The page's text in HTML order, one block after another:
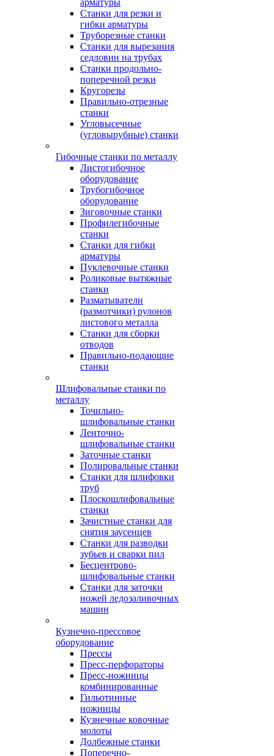
арматуры
Станки для резки и
гибки арматуры
Труборезные станки
Станки для вырезания
седловин на трубаx
Станки продольно-
поперечной резки
Кругорезы
Правильно-отрезные
станки
Угловысечные
(угловырубные) станки
Гибочные станки по металлу
Листогибочное
оборудование
Трубогибочное
оборудование
Зиговочные станки
Профилегибочные
станки
Станки для гибки
арматуры
Пуклевочные станки
Роликовые вытяжные
станки
Разматыватели
(размотчики) рулонов
листового металла
Станки для сборки
отводов
Правильно-подающие
станки
Шлифовальные станки по
металлу
Точильно-
шлифовальные станки
Ленточно-
шлифовальные станки
Заточные станки
Полировальные станки
Станки для шлифовки
труб
Плоскошлифовальные
станки
Зачистные станки для
снятия заусенцев
Станки для разводки
зубьев и сварки пил
Бесцентрово-
шлифовальные станки
Станки для заточки
ножей ледозаливочных
машин
Кузнечно-прессовое
оборудование
Прессы
Пресс-перфораторы
Пресс-ножницы
комбинированные
Гильотинные
ножницы
Кузнечные ковочные
молоты
Долбежные станки
Поперечно-